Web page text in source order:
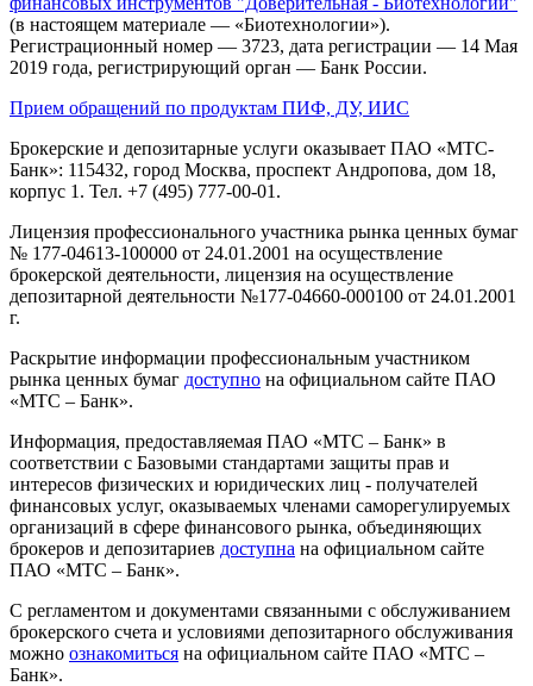
(в настоящем материале — «Биотехнологии»).
Регистрационный номер — 3723, дата регистрации — 14 Мая
2019 года, регистрирующий орган — Банк России.
Прием обращений по продуктам ПИФ, ДУ, ИИС
Брокерские и депозитарные услуги оказывает ПАО «МТС-
Банк»: 115432, город Москва, проспект Андропова, дом 18,
корпус 1. Тел. +7 (495) 777-00-01.
Лицензия профессионального участника рынка ценных бумаг
№ 177-04613-100000 от 24.01.2001 на осуществление
брокерской деятельности, лицензия на осуществление
депозитарной деятельности №177-04660-000100 от 24.01.2001
г.
Раскрытие информации профессиональным участником
рынка ценных бумаг доступно на официальном сайте ПАО
«МТС – Банк».
Информация, предоставляемая ПАО «МТС – Банк» в
соответствии с Базовыми стандартами защиты прав и
интересов физических и юридических лиц - получателей
финансовых услуг, оказываемых членами саморегулируемых
организаций в сфере финансового рынка, объединяющих
брокеров и депозитариев доступна на официальном сайте
ПАО «МТС – Банк».
С регламентом и документами связанными с обслуживанием
брокерского счета и условиями депозитарного обслуживания
можно ознакомиться на официальном сайте ПАО «МТС –
Банк».